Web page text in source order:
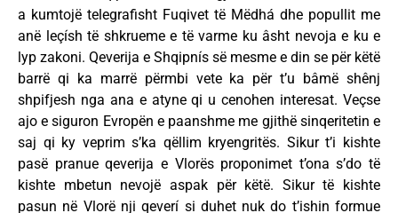
a kumtojë telegrafisht Fuqivet të Mëdhá dhe popullit me
anë leçísh të shkrueme e të varme ku âsht nevoja e ku e
lyp zakoni. Qeverija e Shqipnís së mesme e din se për këtë
barrë qi ka marrë përmbi vete ka për t’u bâmë shênj
shpifjesh nga ana e atyne qi u cenohen interesat. Veçse
ajo e siguron Evropën e paanshme me gjithë sinqeritetin e
saj qi ky veprim s’ka qëllim kryengritës. Sikur t’i kishte
pasë pranue qeverija e Vlorës proponimet t’ona s’do të
kishte mbetun nevojë aspak për këtë. Sikur të kishte
pasun në Vlorë nji qeverí si duhet nuk do t’ishin formue